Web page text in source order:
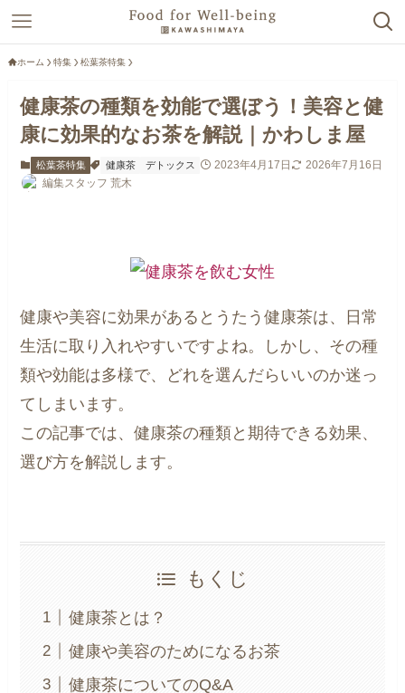
ホーム 特集 松葉茶特集
健康茶の種類を効能で選ぼう！美容と健
康に効果的なお茶を解説｜かわしま屋
松葉茶特集 健康茶 デトックス 2023年4月17日
2026年7月16日
編集スタッフ 荒木
健康や美容に効果があるとうたう健康茶は、日常
生活に取り入れやすいですよね。しかし、その種
類や効能は多様で、どれを選んだらいいのか迷っ
てしまいます。
この記事では、健康茶の種類と期待できる効果、
選び方を解説します。
もくじ
健康茶とは？
健康や美容のためになるお茶
健康茶についてのQ&A